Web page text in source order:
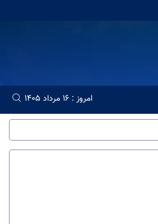
امروز : 16 مرداد 1405